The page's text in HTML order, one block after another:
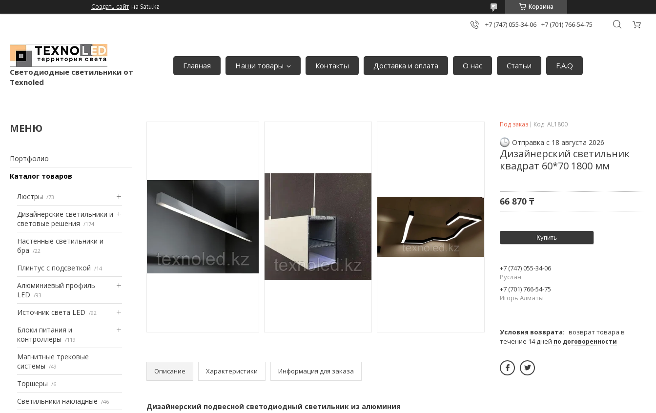
Создать сайт на Satu.kz Корзина
+7 (747) 055-34-06 +7 (701) 766-54-75
Светодиодные светильники от
Texnoled
Главная Наши товары Контакты Доставка и оплата О нас Статьи F.A.Q
Портфолио
Каталог товаров
Люстры 73
Дизайнерские светильники и
световые решения
174
Настенные светильники и
бра
22
Плинтус с подсветкой 14
Алюминиевый профиль
LED
93
Источник света LED 92
Блоки питания и
контроллеры
119
Магнитные трековые
системы
49
Торшеры 6
Светильники накладные 46
Описание Характеристики Информация для заказа
Дизайнерский подвесной светодиодный светильник из алюминия
Под заказ Код: AL1800
Отправка с 18 августа 2026
Дизайнерский светильник
квадрат 60*70 1800 мм
66 870 ₸
Купить
+7 (747) 055-34-06
Руслан
+7 (701) 766-54-75
Игорь Алматы
возврат товара в
течение 14 дней по договоренности